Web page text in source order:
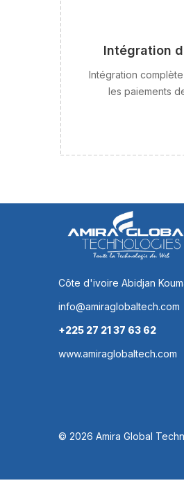
Intégration
Intégration
les paiements
Côte d'ivoire Abidjan
info@amiraglobaltech.com
+225 27 21 37 63 62
www.amiraglobaltech.com
© 2026 Amira Global